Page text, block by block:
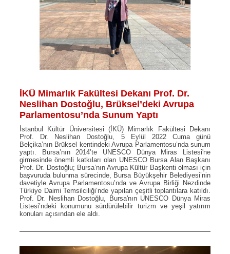
İKÜ Mimarlık Fakültesi Dekanı Prof. Dr.
Neslihan Dostoğlu, Brüksel’deki Avrupa
Parlamentosu’nda Sunum Yaptı
İstanbul Kültür Üniversitesi (İKÜ) Mimarlık Fakültesi Dekanı
Prof. Dr. Neslihan Dostoğlu, 5 Eylül 2022 Cuma günü
Belçika’nın Brüksel kentindeki Avrupa Parlamentosu’nda sunum
yaptı. Bursa’nın 2014’te UNESCO Dünya Miras Listesi'ne
girmesinde önemli katkıları olan UNESCO Bursa Alan Başkanı
Prof. Dr. Dostoğlu; Bursa’nın Avrupa Kültür Başkenti olması için
başvuruda bulunma sürecinde, Bursa Büyükşehir Belediyesi’nin
davetiyle Avrupa Parlamentosu’nda ve Avrupa Birliği Nezdinde
Türkiye Daimi Temsilciliği’nde yapılan çeşitli toplantılara katıldı.
Prof. Dr. Neslihan Dostoğlu, Bursa'nın UNESCO Dünya Miras
Listesi’ndeki konumunu sürdürülebilir turizm ve yeşil yatırım
konuları açısından ele aldı.